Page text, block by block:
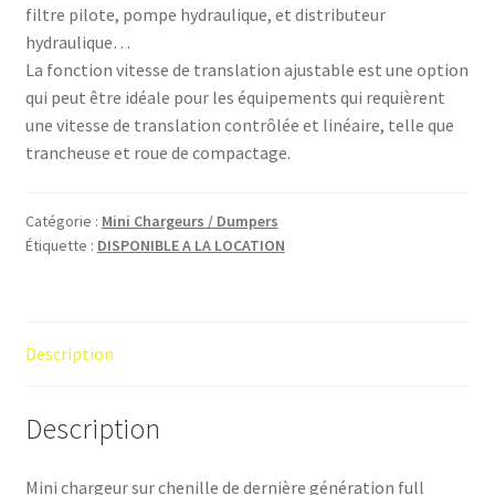
filtre pilote, pompe hydraulique, et distributeur
hydraulique…
La fonction vitesse de translation ajustable est une option
qui peut être idéale pour les équipements qui requièrent
une vitesse de translation contrôlée et linéaire, telle que
trancheuse et roue de compactage.
Catégorie : Mini Chargeurs / Dumpers
Étiquette : DISPONIBLE A LA LOCATION
Description
Description
Mini chargeur sur chenille de dernière génération full